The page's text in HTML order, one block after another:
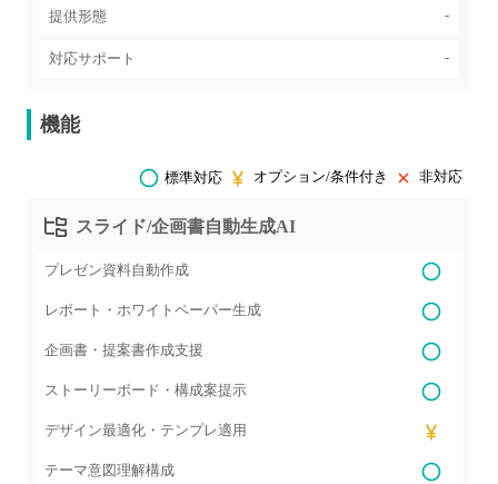
提供形態 -
対応サポート -
機能
標準対応 オプション/条件付き 非対応
スライド/企画書自動生成AI
プレゼン資料自動作成
レポート・ホワイトペーパー生成
企画書・提案書作成支援
ストーリーボード・構成案提示
デザイン最適化・テンプレ適用
テーマ意図理解構成